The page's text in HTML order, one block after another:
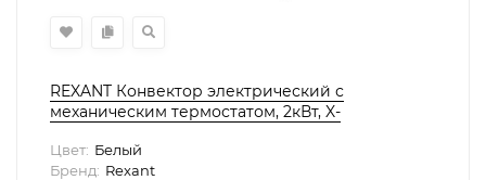
REXANT Конвектор электрический с
механическим термостатом, 2кВт, X-
Цвет: Белый
Бренд: Rexant